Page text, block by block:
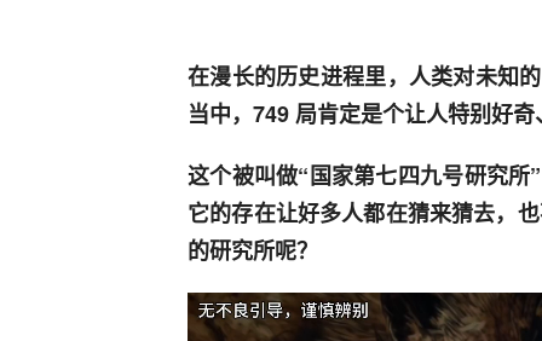
在漫长的历史进程里，人类对未知
当中，749 局肯定是个让人特别好
这个被叫做“国家第七四九号研究
它的存在让好多人都在猜来猜去，
的研究所呢？